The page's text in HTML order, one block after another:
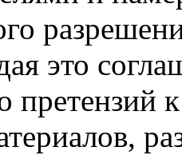
это
претензий